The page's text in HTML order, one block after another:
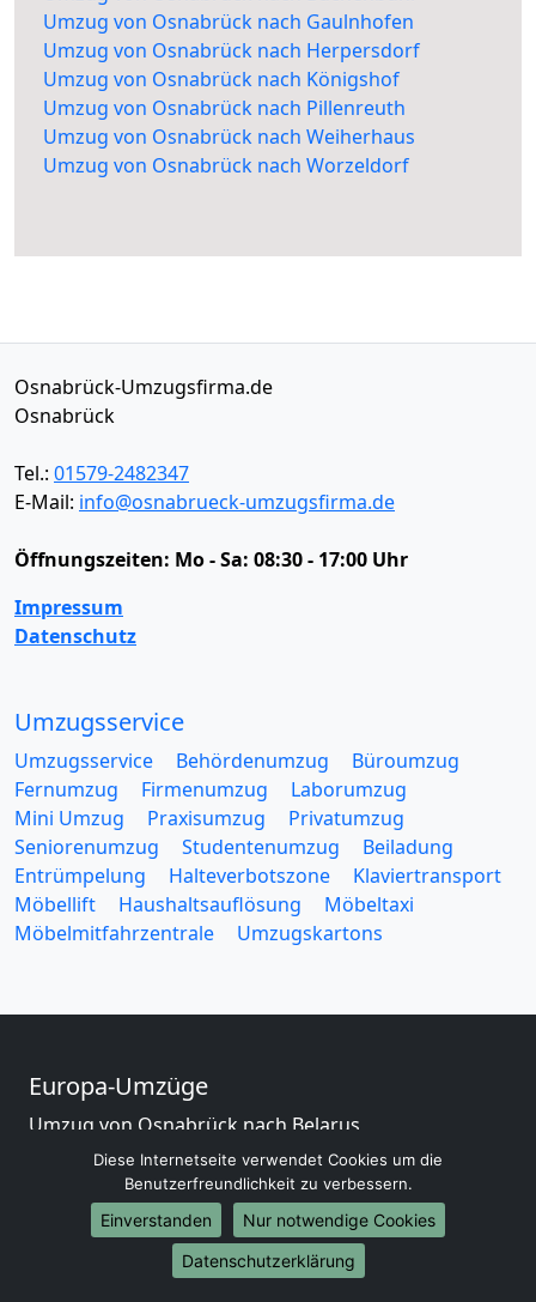
Umzug von Osnabrück nach Gaulnhofen
Umzug von Osnabrück nach Herpersdorf
Umzug von Osnabrück nach Königshof
Umzug von Osnabrück nach Pillenreuth
Umzug von Osnabrück nach Weiherhaus
Umzug von Osnabrück nach Worzeldorf
Osnabrück-Umzugsfirma.de
Osnabrück
Tel.: 01579-2482347
E-Mail: info@osnabrueck-umzugsfirma.de
Öffnungszeiten: Mo - Sa: 08:30 - 17:00 Uhr
Impressum
Datenschutz
Umzugsservice
Umzugsservice Behördenumzug
Büroumzug
Fernumzug
Firmenumzug
Laborumzug
Mini Umzug
Praxisumzug
Privatumzug
Seniorenumzug
Studentenumzug
Beiladung
Entrümpelung
Halteverbotszone
Klaviertransport
Möbellift
Haushaltsauflösung
Möbeltaxi
Möbelmitfahrzentrale
Umzugskartons
Europa-Umzüge
Umzug von Osnabrück nach Belarus
Umzug von Osnabrück nach Belgien
Umzug von Osnabrück nach Bulgarien
Umzug von Osnabrück nach Dänemark
Umzug von Osnabrück nach England
Umzug von Osnabrück nach Portugal
Diese Internetseite verwendet Cookies um die
Benutzerfreundlichkeit zu verbessern.
Einverstanden
Nur notwendige Cookies
Datenschutzerklärung